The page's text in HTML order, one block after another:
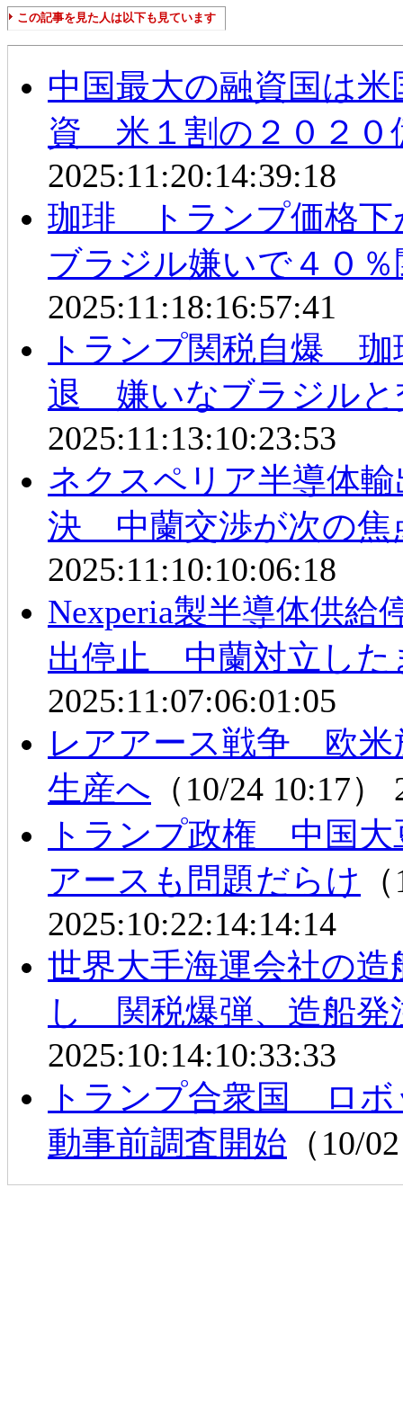
この記事を見た人は以下も見ています
中国最大の融資国は
資 米１割の２０２０
2025:11:20:14:39:18
珈琲 トランプ価格下
ブラジル嫌いで４０％
2025:11:18:16:57:41
トランプ関税自爆 珈
退 嫌いなブラジルと
2025:11:13:10:23:53
ネクスペリア半導体
決 中蘭交渉が次の焦
2025:11:10:10:06:18
Nexperia製半導体供給
出停止 中蘭対立した
2025:11:07:06:01:05
レアアース戦争 欧米
生産へ （10/24 10:17）
トランプ政権 中国
アースも問題だらけ
2025:10:22:14:14:14
世界大手海運会社の
し 関税爆弾、造船発
2025:10:14:10:33:33
トランプ合衆国 ロ
動事前調査開始 （10/